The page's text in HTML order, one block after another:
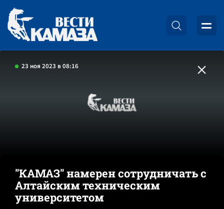
23 ноя 2023 в 08:16
"КАМАЗ" намерен сотрудничать с
Алтайским техническим
университетом